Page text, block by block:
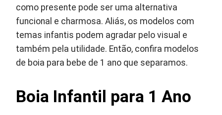
como presente pode ser uma alternativa
funcional e charmosa. Aliás, os modelos com
temas infantis podem agradar pelo visual e
também pela utilidade. Então, confira modelos
de boia para bebe de 1 ano que separamos.
Boia Infantil para 1 Ano